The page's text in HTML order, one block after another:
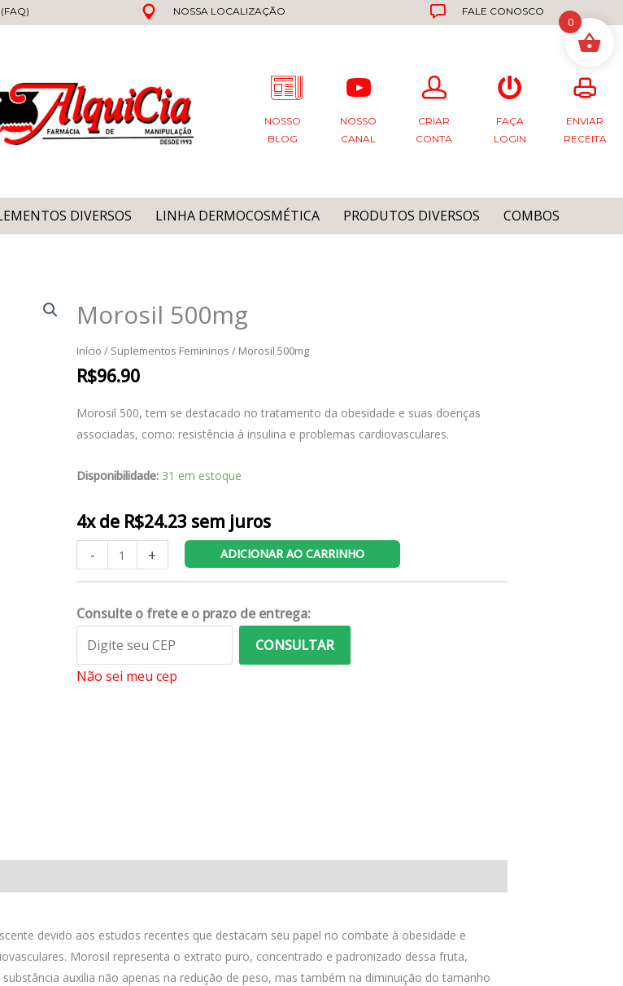
NOSSA LOCALIZAÇÃO FALE CONOSCO
NOSSO
BLOG
NOSSO
CANAL
CRIAR
CONTA
FAÇA
LOGIN
ENVIAR
RECEITA
DIVERSOS LINHA DERMOCOSMÉTICA PRODUTOS DIVERSOS COMBOS
Morosil 500mg
Início / Suplementos Femininos / Morosil 500mg
R$96.90
Morosil 500, tem se destacado no tratamento da obesidade e suas doenças
associadas, como: resistência à insulina e problemas cardiovasculares.
Disponibilidade: 31 em estoque
4x de R$24.23 sem juros
-
500mg
+ ADICIONAR AO CARRINHO
Consulte o frete e o prazo de entrega:
CONSULTAR
Não sei meu cep
devido aos estudos recentes que destacam seu papel no combate à obesidade e
Morosil representa o extrato puro, concentrado e padronizado dessa fruta,
auxilia não apenas na redução de peso, mas também na diminuição do tamanho
0